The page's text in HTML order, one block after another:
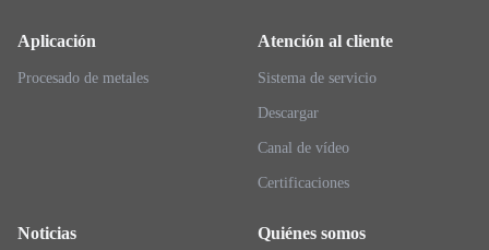
Aplicación
Procesado de metales
Atención al cliente
Sistema de servicio
Descargar
Canal de vídeo
Certificaciones
Noticias Quiénes somos